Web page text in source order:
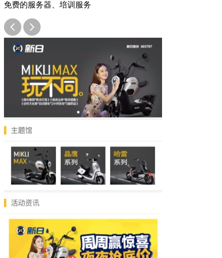
免费的服务器、培训服务